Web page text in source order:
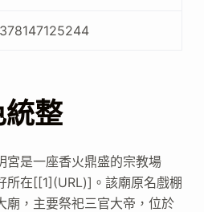
整
宮是一座香火鼎盛的宗教場
所在[[1](URL)]。該廟原名戲棚
廟，主要祭祀三官大帝，位於